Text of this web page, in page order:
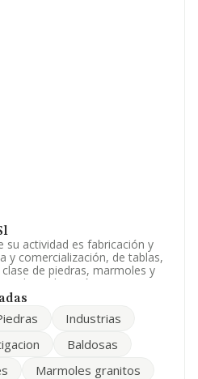
su actividad es fabricación y
y comercialización, de tablas,
de piedras, marmoles y
la explotación,
aprovechamiento en t. La
de referencia CNAE
cuyo Código es
Industrias
Baldosas
Marmoles granitos